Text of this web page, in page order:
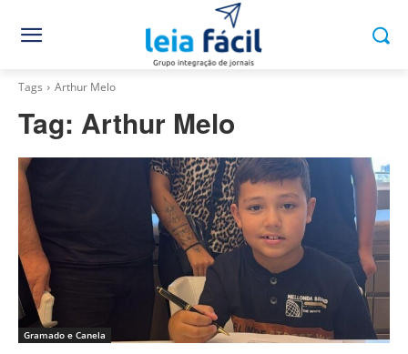
Tags Arthur Melo
Tag: Arthur Melo
Gramado e Canela